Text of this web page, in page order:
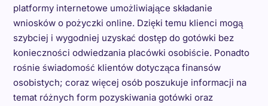
platformy internetowe umożliwiające składanie
wniosków o pożyczki online. Dzięki temu klienci mogą
szybciej i wygodniej uzyskać dostęp do gotówki bez
konieczności odwiedzania placówki osobiście. Ponadto
rośnie świadomość klientów dotycząca finansów
osobistych; coraz więcej osób poszukuje informacji na
temat różnych form pozyskiwania gotówki oraz